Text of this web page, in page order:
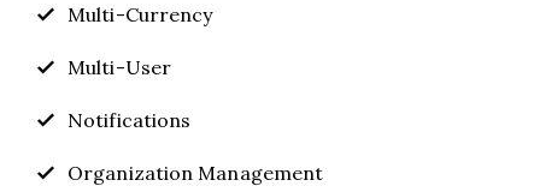
Multi-Currency
Multi-User
Notifications
Organization Management